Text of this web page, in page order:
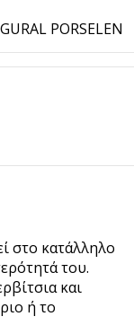
GURAL PORSELEN
στο κατάλληλο
του.
και
ή το